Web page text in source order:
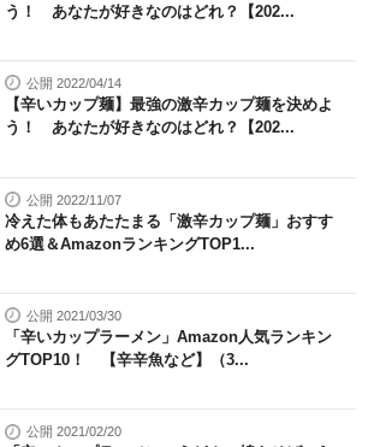
う！ あなたが好きなのはどれ？【202...
公開 2022/04/14
【辛いカップ麺】最強の激辛カップ麺を決めよ
う！ あなたが好きなのはどれ？【202...
公開 2022/11/07
冷えた体もあたたまる「激辛カップ麺」おすす
め6選＆AmazonランキングTOP1...
公開 2021/03/30
「辛いカップラーメン」Amazon人気ランキン
グTOP10！ 【辛辛魚など】（3...
公開 2021/02/20